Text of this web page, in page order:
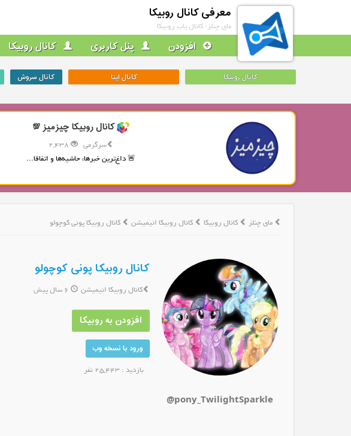
معرفی کانال روبیکا
مای چنلز: کانال یاب روبیکا
افزودن پنل کاربری کانال روبیکا
کانال روبیکا کانال ایتا کانال سروش
کانال روبیکا چیزمیز 💯
سرگرمی
🚨 داغ‌ترین خبرها، حاشیه‌ها و اتفاقا...
مای چنلز کانال روبیکا کانال روبیکا انیمیشن کانال روبیکا پونی کوچولو
@pony_TwilightSparkle
کانال روبیکا پونی کوچولو
کانال روبیکا انیمیشن
افزودن به روبیکا
ورود با نسخه وب
بازدید : 25,443 نفر
کانال روبیکا لباس زنانه و دخترانه کانال روبیکا کانال بزرگ شیرازی ها
عضو کانال شوید